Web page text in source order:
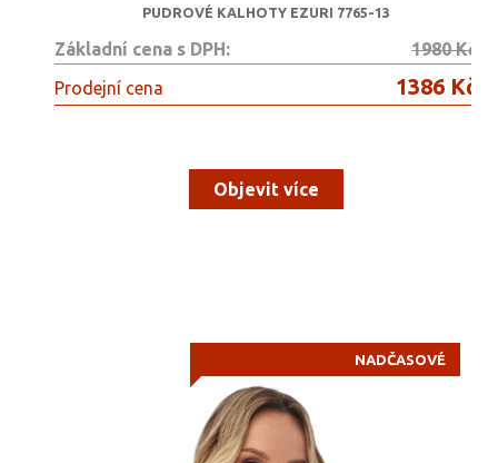
PUDROVÉ KALHOTY EZURI 7765-13
Základní cena s DPH:
1980 Kč
Prodejní cena
1386 Kč
Objevit více
NADČASOVÉ